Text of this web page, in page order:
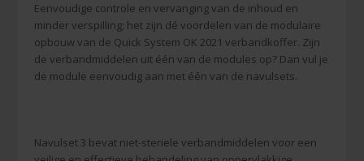
Eenvoudige controle en vervanging van de inhoud en
minder verspilling; het zijn dé voordelen van de modulaire
opbouw van de Quick System OK 2021 verbandkoffer. Zijn
de verbandmiddelen uit één van de modules op? Dan vul je
de module eenvoudig aan met één van de navulsets.
Navulset 3 bevat niet-steriele verbandmiddelen voor een